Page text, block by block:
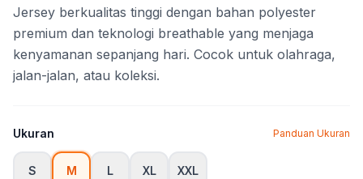
Jersey berkualitas tinggi dengan bahan polyester
premium dan teknologi breathable yang menjaga
kenyamanan sepanjang hari. Cocok untuk olahraga,
jalan-jalan, atau koleksi.
Ukuran Panduan Ukuran
S M L XL XXL